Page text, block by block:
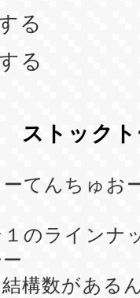
る
る
ストックト
てんちゅお
のラインナ
構数がある